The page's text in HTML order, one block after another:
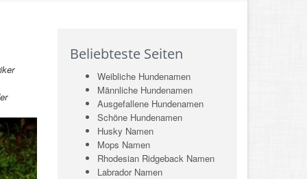
Beliebteste Seiten
Weibliche Hundenamen
Männliche Hundenamen
Ausgefallene Hundenamen
Schöne Hundenamen
Husky Namen
Mops Namen
Rhodesian Ridgeback Namen
Labrador Namen